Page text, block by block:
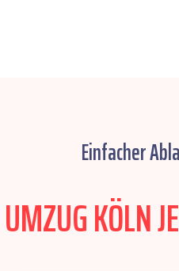
Einfacher
UMZUG KÖLN